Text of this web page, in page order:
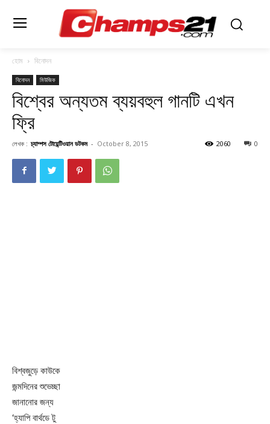
হোম বিনোদন
বিনোদন মিউজিক
বিশ্বের অন্যতম ব্যয়বহুল গানটি এখন
ফ্রি
লেখক : চ্যাম্পস টোয়েন্টিওয়ান ডটকম - October 8, 2015 0
2060
বিশ্বজুড়ে কাউকে
জন্মদিনের শুভেচ্ছা
জানানোর জন্য
‘হ্যাপি বার্থডে টু